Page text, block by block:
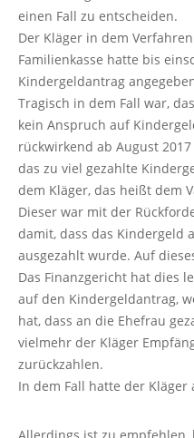
einen Fall zu entscheiden.
Der Kläger in dem
Familienkasse hatte bis
Kindergeldantrag
Tragisch in dem Fall war,
kein Anspruch auf
rückwirkend ab August
das zu viel gezahlte
dem Kläger, das heißt dem
Dieser war mit der
damit, dass das Kindergeld
ausgezahlt wurde. Auf
Das Finanzgericht hat dies
auf den Kindergeldantrag,
hat, dass an die Ehefrau
vielmehr der Kläger
zurückzahlen.
In dem Fall hatte der Kläger